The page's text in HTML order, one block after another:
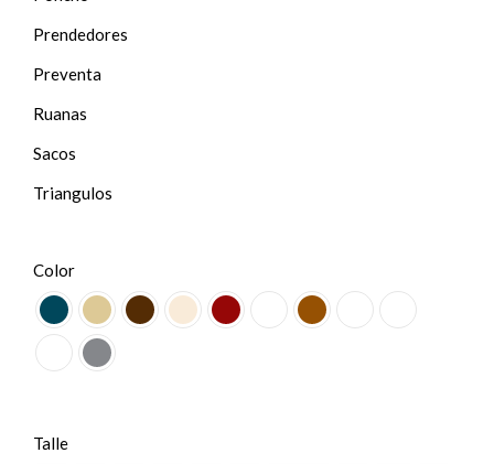
Prendedores
Preventa
Ruanas
Sacos
Triangulos
Color
Talle